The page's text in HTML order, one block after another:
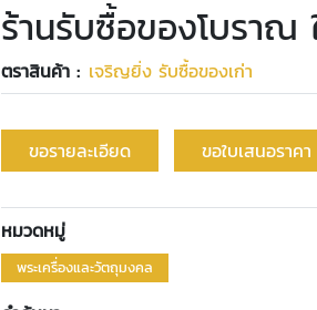
ร้านรับซื้อของโบราณ
ตราสินค้า : เจริญยิ่ง รับซื้อของเก่า
ขอรายละเอียด ขอใบเสนอราคา
หมวดหมู่
พระเครื่องและวัตถุมงคล